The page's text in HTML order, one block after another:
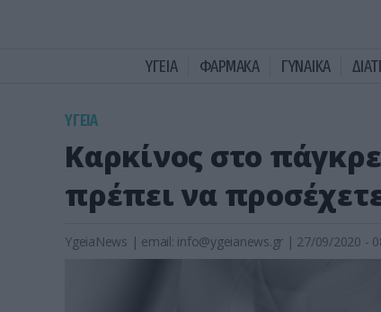
ΥΓΕΙΑ ΦΑΡΜΑΚΑ ΓΥΝΑΙΚΑ
ΥΓΕΙΑ
Καρκίνος στο
πρέπει να
YgeiaNews | email: info@ygeianews.gr | 27/09/2020 -